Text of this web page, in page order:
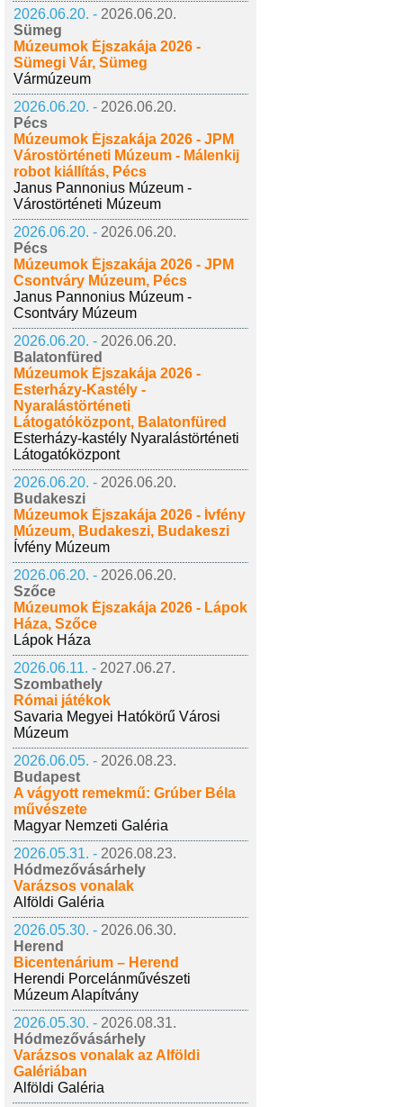
2026.06.20. - 2026.06.20.
Sümeg
Múzeumok Éjszakája 2026 -
Sümegi Vár, Sümeg
Vármúzeum
2026.06.20. - 2026.06.20.
Pécs
Múzeumok Éjszakája 2026 - JPM
Várostörténeti Múzeum - Málenkij
robot kiállítás, Pécs
Janus Pannonius Múzeum -
Várostörténeti Múzeum
2026.06.20. - 2026.06.20.
Pécs
Múzeumok Éjszakája 2026 - JPM
Csontváry Múzeum, Pécs
Janus Pannonius Múzeum -
Csontváry Múzeum
2026.06.20. - 2026.06.20.
Balatonfüred
Múzeumok Éjszakája 2026 -
Esterházy-Kastély -
Nyaralástörténeti
Látogatóközpont, Balatonfüred
Esterházy-kastély Nyaralástörténeti
Látogatóközpont
2026.06.20. - 2026.06.20.
Budakeszi
Múzeumok Éjszakája 2026 - Ívfény
Múzeum, Budakeszi, Budakeszi
Ívfény Múzeum
2026.06.20. - 2026.06.20.
Szőce
Múzeumok Éjszakája 2026 - Lápok
Háza, Szőce
Lápok Háza
2026.06.11. - 2027.06.27.
Szombathely
Római játékok
Savaria Megyei Hatókörű Városi
Múzeum
2026.06.05. - 2026.08.23.
Budapest
A vágyott remekmű: Grúber Béla
művészete
Magyar Nemzeti Galéria
2026.05.31. - 2026.08.23.
Hódmezővásárhely
Varázsos vonalak
Alföldi Galéria
2026.05.30. - 2026.06.30.
Herend
Bicentenárium – Herend
Herendi Porcelánművészeti
Múzeum Alapítvány
2026.05.30. - 2026.08.31.
Hódmezővásárhely
Varázsos vonalak az Alföldi
Galériában
Alföldi Galéria